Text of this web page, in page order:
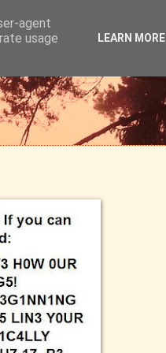
agent
usage
LEARN MORE